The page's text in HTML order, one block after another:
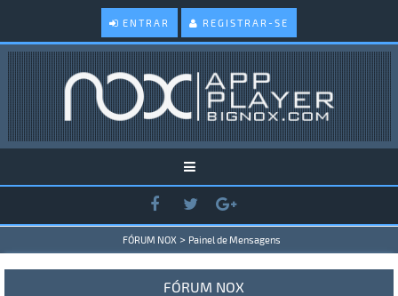
ENTRAR REGISTRAR-SE
FÓRUM NOX > Painel de Mensagens
FÓRUM NOX